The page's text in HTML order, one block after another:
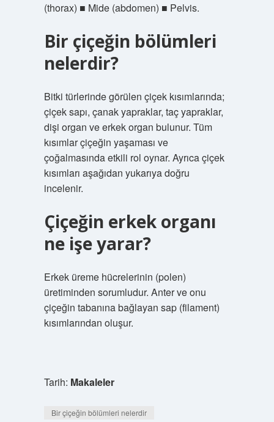
(thorax) ■ Mide (abdomen) ■ Pelvis.
Bir çiçeğin bölümleri
nelerdir?
Bitki türlerinde görülen çiçek kısımlarında;
çiçek sapı, çanak yapraklar, taç yapraklar,
dişi organ ve erkek organ bulunur. Tüm
kısımlar çiçeğin yaşaması ve
çoğalmasında etkili rol oynar. Ayrıca çiçek
kısımları aşağıdan yukarıya doğru
incelenir.
Çiçeğin erkek organı
ne işe yarar?
Erkek üreme hücrelerinin (polen)
üretiminden sorumludur. Anter ve onu
çiçeğin tabanına bağlayan sap (filament)
kısımlarından oluşur.
Tarih: Makaleler
Bir çiçeğin bölümleri nelerdir